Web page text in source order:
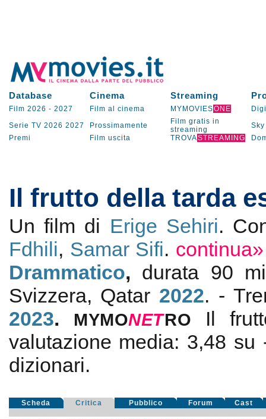
Database Cinema Streaming
Film 2026 - 2027 Film al cinema MYMOVIESONE
Serie TV 2026 2027 Prossimamente
Film gratis in
streaming
Sky
Premi
Film uscita TROVASTREAMING
Il frutto della tarda
Un film di Erige Sehiri.
Fdhili, Samar Sifi. continua»
Drammatico, durata 90
Svizzera, Qatar 2022. -
2023. MYMONETRO
Il
valutazione media: 3,48 su
dizionari.
Scheda Critica Pubblico Forum Cast